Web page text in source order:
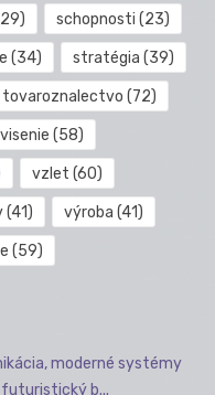
schopnosti (23)
(34) stratégia (39)
tovaroznalectvo (72)
visenie (58)
vzlet (60)
(41) výroba (41)
(59)
moderné systémy
b...